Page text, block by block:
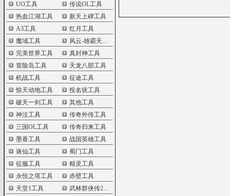
UO工具
传说OL工具
热血江湖工具
新天上碑工具
A3工具
红月工具
魔域工具
风云-雄霸天下工具
完美世界工具
真封神工具
冒险岛工具
天龙八部工具
机战工具
征途工具
惊天动地工具
投名状工具
破天一剑工具
其他工具
神泣工具
传奇外传工具
三国OL工具
传奇归来工具
墨香工具
战国英雄工具
诛仙工具
蜀门工具
征服工具
精灵工具
永恒之塔工具
赤壁工具
天堂1工具
武林群侠传2工具